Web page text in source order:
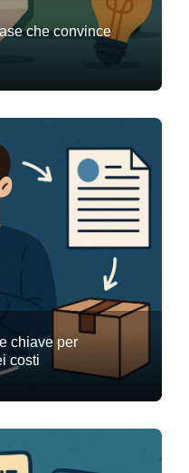
che convince
chiave per
costi